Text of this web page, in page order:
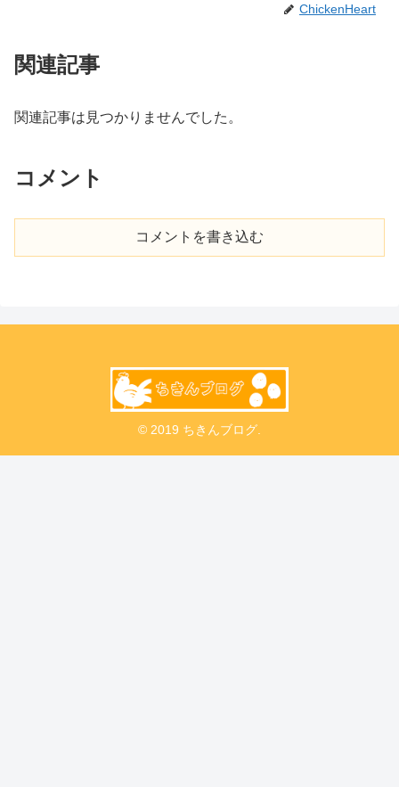
ChickenHeart
関連記事
関連記事は見つかりませんでした。
コメント
コメントを書き込む
© 2019 ちきんブログ.